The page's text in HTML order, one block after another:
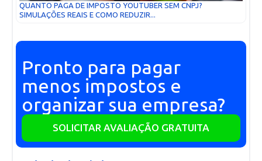
QUANTO PAGA DE IMPOSTO YOUTUBER SEM CNPJ?
SIMULAÇÕES REAIS E COMO REDUZIR...
Pronto para pagar
menos impostos e
organizar sua empresa?
SOLICITAR AVALIAÇÃO GRATUITA